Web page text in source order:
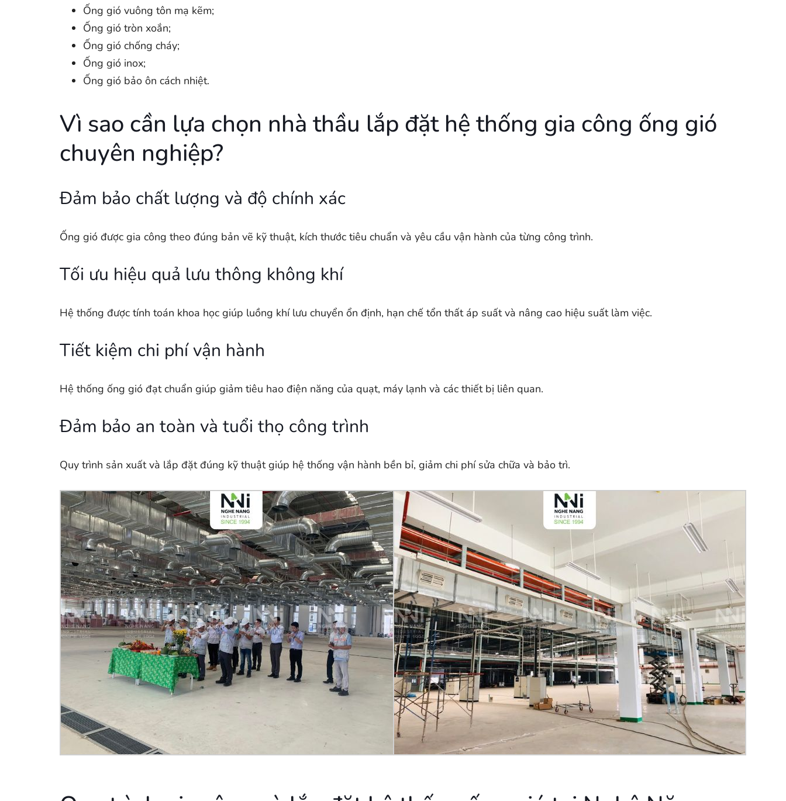
Ống gió vuông tôn mạ kẽm;
Ống gió tròn xoắn;
Ống gió chống cháy;
Ống gió inox;
Ống gió bảo ôn cách nhiệt.
Vì sao cần lựa chọn nhà thầu lắp đặt hệ thống gia công ống gió
chuyên nghiệp?
Đảm bảo chất lượng và độ chính xác
Ống gió được gia công theo đúng bản vẽ kỹ thuật, kích thước tiêu chuẩn và yêu cầu vận hành của từng công trình.
Tối ưu hiệu quả lưu thông không khí
Hệ thống được tính toán khoa học giúp luồng khí lưu chuyển ổn định, hạn chế tổn thất áp suất và nâng cao hiệu suất làm việc.
Tiết kiệm chi phí vận hành
Hệ thống ống gió đạt chuẩn giúp giảm tiêu hao điện năng của quạt, máy lạnh và các thiết bị liên quan.
Đảm bảo an toàn và tuổi thọ công trình
Quy trình sản xuất và lắp đặt đúng kỹ thuật giúp hệ thống vận hành bền bỉ, giảm chi phí sửa chữa và bảo trì.